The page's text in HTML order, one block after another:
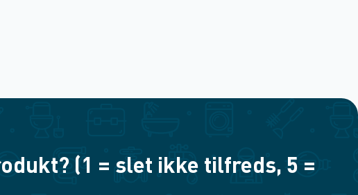
(1 = slet ikke tilfreds, 5 =